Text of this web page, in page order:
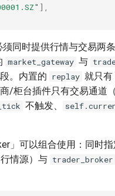
],
同时提供行情与交易两条
market_gateway 与
。内置的 replay 就只有
/柜台插件只有交易通道
不触发、
」可以组合使用：同时指
行情源）与 trader_broker